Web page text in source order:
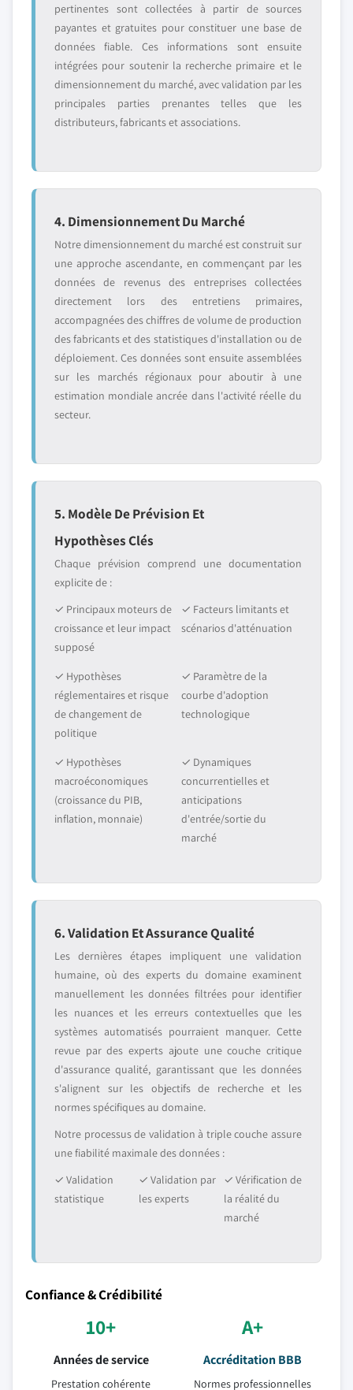
pertinentes sont collectées à partir de sources
payantes et gratuites pour constituer une base de
données fiable. Ces informations sont ensuite
intégrées pour soutenir la recherche primaire et le
dimensionnement du marché, avec validation par les
principales parties prenantes telles que les
distributeurs, fabricants et associations.
4. Dimensionnement Du Marché
Notre dimensionnement du marché est construit sur
une approche ascendante, en commençant par les
données de revenus des entreprises collectées
directement lors des entretiens primaires,
accompagnées des chiffres de volume de production
des fabricants et des statistiques d'installation ou de
déploiement. Ces données sont ensuite assemblées
sur les marchés régionaux pour aboutir à une
estimation mondiale ancrée dans l'activité réelle du
secteur.
5. Modèle De Prévision Et
Hypothèses Clés
Chaque prévision comprend une documentation
explicite de :
✓ Principaux moteurs de
croissance et leur impact
supposé
✓ Facteurs limitants et
scénarios d'atténuation
✓ Hypothèses
réglementaires et risque
de changement de
politique
✓ Paramètre de la
courbe d'adoption
technologique
✓ Hypothèses
macroéconomiques
(croissance du PIB,
inflation, monnaie)
✓ Dynamiques
concurrentielles et
anticipations
d'entrée/sortie du
marché
6. Validation Et Assurance Qualité
Les dernières étapes impliquent une validation
humaine, où des experts du domaine examinent
manuellement les données filtrées pour identifier
les nuances et les erreurs contextuelles que les
systèmes automatisés pourraient manquer. Cette
revue par des experts ajoute une couche critique
d'assurance qualité, garantissant que les données
s'alignent sur les objectifs de recherche et les
normes spécifiques au domaine.
Notre processus de validation à triple couche assure
une fiabilité maximale des données :
✓ Validation
statistique
✓ Validation par
les experts
✓ Vérification de
la réalité du
marché
Confiance & Crédibilité
10+
Années de service
Prestation cohérente
A+
Accréditation BBB
Normes professionnelles